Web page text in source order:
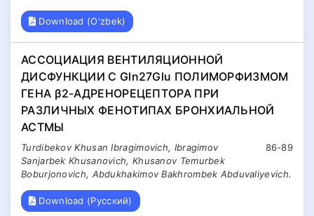
Download (O'zbek)
АССОЦИАЦИЯ ВЕНТИЛЯЦИОННОЙ
ДИСФУНКЦИИ С Gln27Glu ПОЛИМОРФИЗМОМ
ГЕНА β2-АДРЕНОРЕЦЕПТОРА ПРИ
РАЗЛИЧНЫХ ФЕНОТИПАХ БРОНХИАЛЬНОЙ
АСТМЫ
86-89
Turdibekov Khusan Ibragimovich, Ibragimov
Sanjarbek Khusanovich, Khusanov Temurbek
Boburjonovich, Abdukhakimov Bakhrombek Abduvaliyevich.
Download (Русский)